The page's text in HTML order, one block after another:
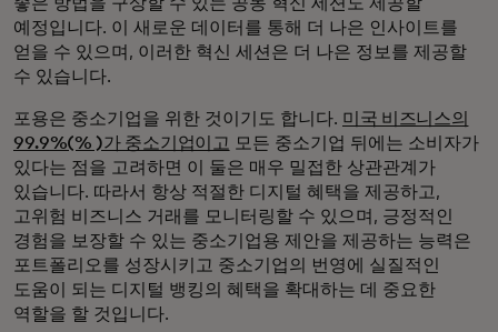
좋은 방법을 구상할 수 있는 공동 혁신 세션도 제공할
예정입니다. 이 새로운 데이터를 통해 더 나은 인사이트를
얻을 수 있으며, 이러한 혁신 세션은 더 나은 정보를 제공할
수 있습니다.
포용은 중소기업을 위한 것이기도 합니다. 미국 비즈니스의
99.9%(% )가 중소기업이고 모든 중소기업 뒤에는 소비자가
있다는 점을 고려하면 이 둘은 매우 밀접한 상관관계가
있습니다. 따라서 항상 적절한 디지털 혜택을 제공하고,
고위험 비즈니스 거래를 모니터링할 수 있으며, 긍정적인
경험을 보장할 수 있는 중소기업용 제안을 제공하는 능력은
포트폴리오를 성장시키고 중소기업의 번영에 실질적인
도움이 되는 디지털 뱅킹의 혜택을 확대하는 데 중요한
역할을 할 것입니다.